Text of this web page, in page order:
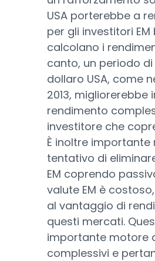
USA porterebbe a
per gli investitori
calcolano i
canto, un periodo
dollaro USA, come
2013, migliorerebbe
rendimento
investitore che
È inoltre importante
tentativo di
EM coprendo
valute EM è
al vantaggio di
questi mercati.
importante motore
complessivi e